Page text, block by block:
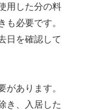
用した分の料
も必要です。
日を確認して
があります。
き、入居した